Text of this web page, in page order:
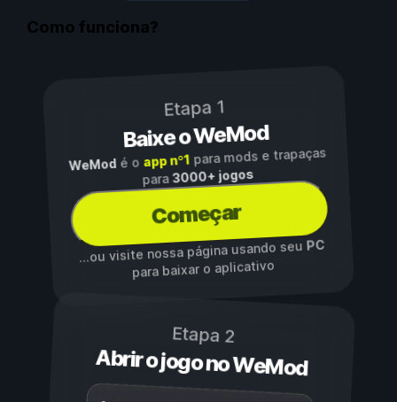
Como funciona?
Etapa 1
Baixe o WeMod
WeModé o app nº1para mods e trapaças
para3000+ jogos
Começar
...ou visite nossa página usando seuPC
para baixar o aplicativo
Etapa 2
Abrir o jogo no WeMod